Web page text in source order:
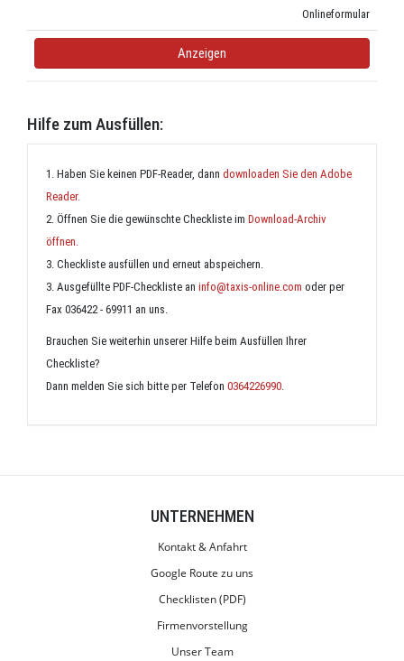
Onlineformular
Anzeigen
Hilfe zum Ausfüllen:
1. Haben Sie keinen PDF-Reader, dann downloaden Sie den Adobe
Reader.
2. Öffnen Sie die gewünschte Checkliste im Download-Archiv
öffnen.
3. Checkliste ausfüllen und erneut abspeichern.
3. Ausgefüllte PDF-Checkliste an info@taxis-online.com oder per
Fax 036422 - 69911 an uns.
Brauchen Sie weiterhin unserer Hilfe beim Ausfüllen Ihrer
Checkliste?
Dann melden Sie sich bitte per Telefon 0364226990.
UNTERNEHMEN
Kontakt & Anfahrt
Google Route zu uns
Checklisten (PDF)
Firmenvorstellung
Unser Team